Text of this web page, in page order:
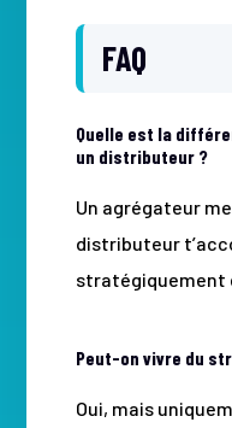
FAQ
Quelle est la
un distributeur ?
Un agrégateur
distributeur
stratégiquement
Peut-on vivre du
Oui, mais